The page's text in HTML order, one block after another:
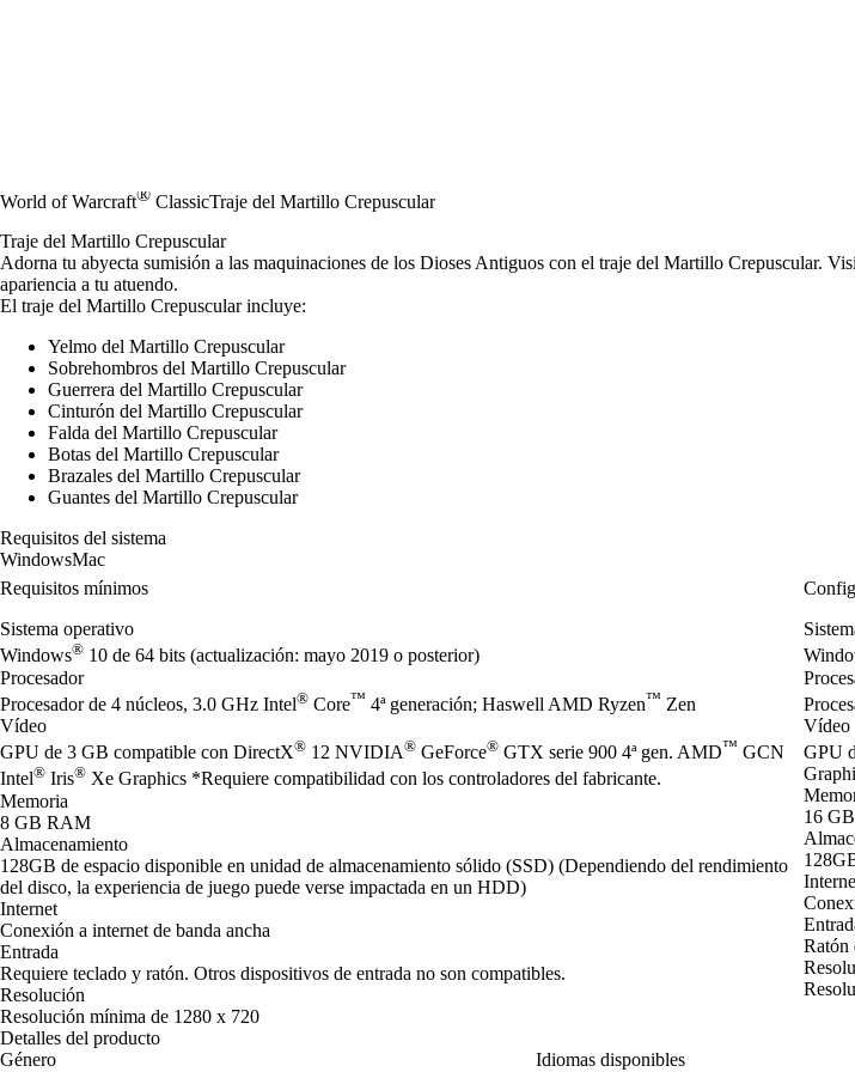
World of Warcraft® ClassicTraje del Martillo Crepuscular
Traje del Martillo Crepuscular
Adorna tu abyecta sumisión a las maquinaciones de los Dioses Antiguos con el traje del Martillo Crepuscular.
apariencia a tu atuendo.
El traje del Martillo Crepuscular incluye:
Yelmo del Martillo Crepuscular
Sobrehombros del Martillo Crepuscular
Guerrera del Martillo Crepuscular
Cinturón del Martillo Crepuscular
Falda del Martillo Crepuscular
Botas del Martillo Crepuscular
Brazales del Martillo Crepuscular
Guantes del Martillo Crepuscular
Requisitos del sistema
WindowsMac
Requisitos mínimos
Sistema operativo
Windows® 10 de 64 bits (actualización: mayo 2019 o posterior)
Procesador
Procesador de 4 núcleos, 3.0 GHz Intel® Core™ 4ª generación; Haswell AMD Ryzen™ Zen
Vídeo
GPU de 3 GB compatible con DirectX® 12 NVIDIA® GeForce® GTX serie 900 4ª gen. AMD™ GCN
Intel® Iris® Xe Graphics *Requiere compatibilidad con los controladores del fabricante.
Memoria
8 GB RAM
Almacenamiento
128GB de espacio disponible en unidad de almacenamiento sólido (SSD) (Dependiendo del rendimiento
del disco, la experiencia de juego puede verse impactada en un HDD)
Internet
Conexión a internet de banda ancha
Entrada
Requiere teclado y ratón. Otros dispositivos de entrada no son compatibles.
Resolución
Resolución mínima de 1280 x 720
Vídeo
GPU
16
Ratón
Detalles del producto
Género
Idiomas disponibles